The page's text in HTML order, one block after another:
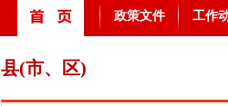
政策文件 工作
县(市、区)